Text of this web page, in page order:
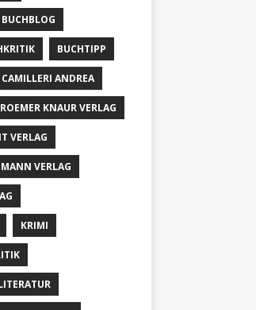
BUCHBLOG
BUCHTIPP
CAMILLERI ANDREA
KNAUR VERLAG
VERLAG
VERLAG
KRIMI